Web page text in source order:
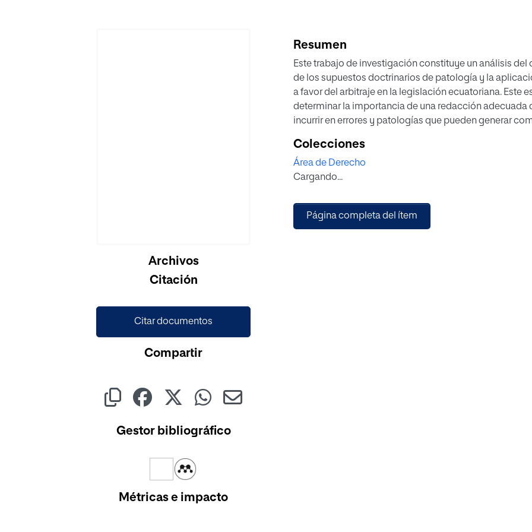
Archivos
Citación
Citar documentos
Compartir
Gestor bibliográfico
Métricas e impacto
Resumen
Este trabajo de investigación constituye un análisis del
de los supuestos doctrinarios de patología y la
a favor del arbitraje en la legislación ecuatoriana. Este
determinar la importancia de una redacción adecuada
incurrir en errores y patologías que pueden generar
despliegue su efecto positivo y negativo; sino también,
rectores del convenio arbitral y la interpretación que
a una patología existente.
requisitos para su plena validez y existencia.
concerniente a las patologías del convenio arbitral y
Colecciones
Área de Derecho
Cargando...
Página completa del ítem